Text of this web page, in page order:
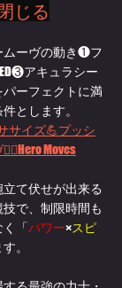
じる
ムーヴの動き❶フ
アキュラシー
パーフェクトに満
とします。
サイズ💪プッシ
️Hero Moves
て伏せが出来る
で、制限時間も
く「パワー×スピ
。